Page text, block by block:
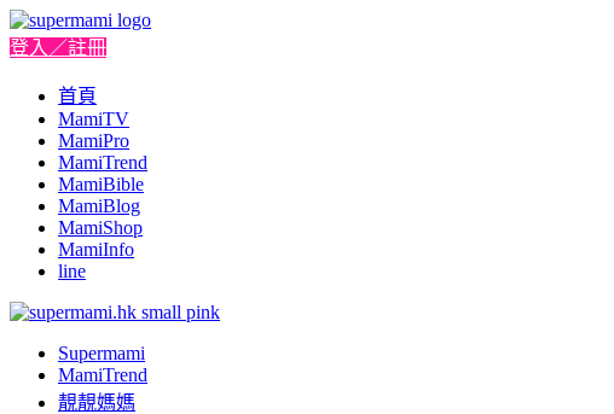
登入／註冊
首頁
MamiTV
MamiPro
MamiTrend
MamiBible
MamiBlog
MamiShop
MamiInfo
line
Supermami
MamiTrend
靚靚媽媽